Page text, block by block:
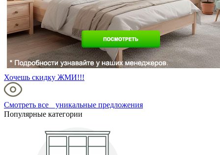
Хочешь скидку ЖМИ!!!
Смотреть все уникальные предложения
Популярные категории